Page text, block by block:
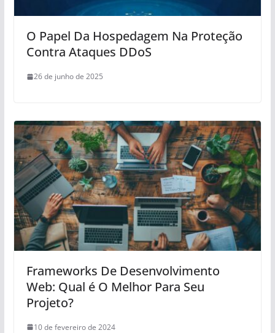
O Papel Da Hospedagem Na Proteção
Contra Ataques DDoS
26 de junho de 2025
Frameworks De Desenvolvimento
Web: Qual é O Melhor Para Seu
Projeto?
10 de fevereiro de 2024